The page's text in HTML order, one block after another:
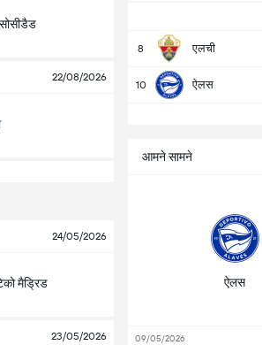
22/08/2026
24/05/2026
मैड्रिड
23/05/2026
8 एलची
10 ऐलस
आमने सामने
ऐलस
09/05/2026